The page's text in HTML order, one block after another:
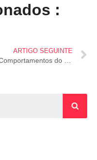
:
ARTIGO SEGUINTE